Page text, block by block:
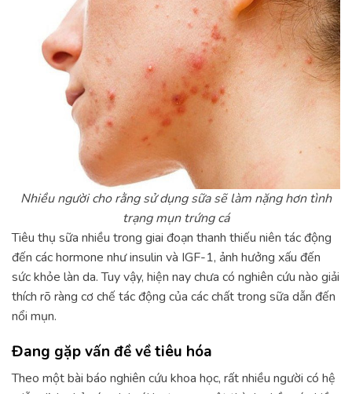
Nhiều người cho rằng sử dụng sữa sẽ làm nặng hơn tình
trạng mụn trứng cá
Tiêu thụ sữa nhiều trong giai đoạn thanh thiếu niên tác động
đến các hormone như insulin và IGF-1, ảnh hưởng xấu đến
sức khỏe làn da. Tuy vậy, hiện nay chưa có nghiên cứu nào giải
thích rõ ràng cơ chế tác động của các chất trong sữa dẫn đến
nổi mụn.
Đang gặp vấn đề về tiêu hóa
Theo một bài báo nghiên cứu khoa học, rất nhiều người có hệ